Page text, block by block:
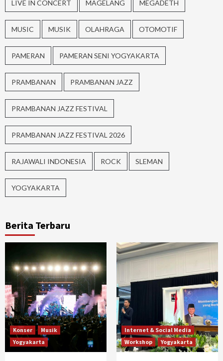
LIVE IN CONCERT MAGELANG MEGADETH
MUSIC MUSIK OLAHRAGA OTOMOTIF
PAMERAN PAMERAN SENI YOGYAKARTA
PRAMBANAN PRAMBANAN JAZZ
PRAMBANAN JAZZ FESTIVAL
PRAMBANAN JAZZ FESTIVAL 2026
RAJAWALI INDONESIA ROCK SLEMAN
YOGYAKARTA
Berita Terbaru
Konser
Musik
Yogyakarta
Internet & Social Media
Workshop
Yogyakarta